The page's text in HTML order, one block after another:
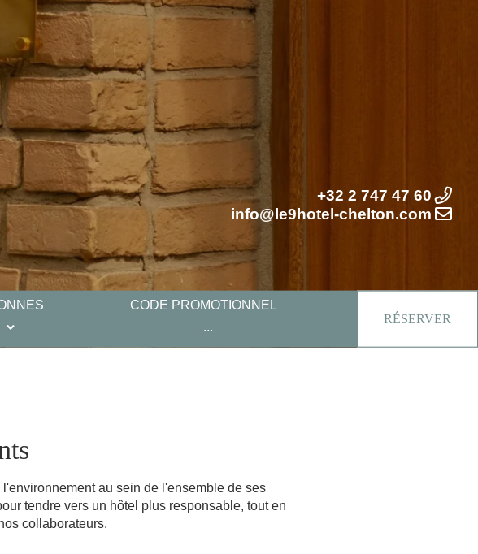
+32 2 747 47 60
info@le9hotel-chelton.com
CODE PROMOTIONNEL
RÉSERVER
au sein de l'ensemble de ses
tendre vers un hôtel plus responsable, tout en
collaborateurs.